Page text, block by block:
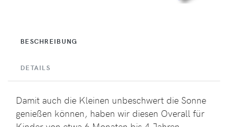
BESCHREIBUNG
DETAILS
Damit auch die Kleinen unbeschwert die Sonne
genießen können, haben wir diesen Overall für